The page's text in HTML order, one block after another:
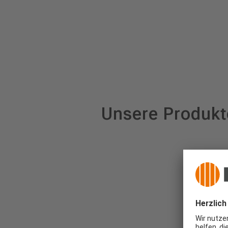
Unsere